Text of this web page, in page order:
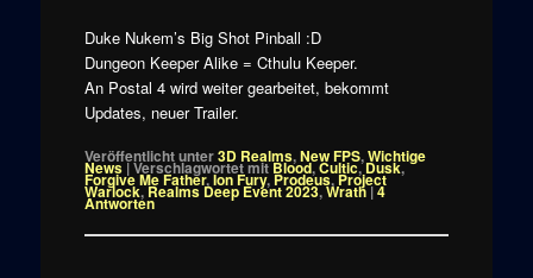
Duke Nukem’s Big Shot Pinball :D
Dungeon Keeper Alike = Cthulu Keeper.
An Postal 4 wird weiter gearbeitet, bekommt
Updates, neuer Trailer.
Veröffentlicht unter3D Realms,New FPS,Wichtige
News|Verschlagwortet mitBlood,Cultic,Dusk,
Forgive Me Father,Ion Fury,Prodeus,Project
Warlock,Realms Deep Event 2023,Wrath|4
Antworten